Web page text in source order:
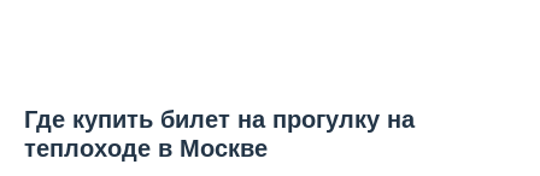
Где купить билет на прогулку на
теплоходе в Москве